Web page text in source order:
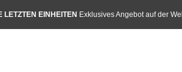
LETZTEN EINHEITEN Exklusives Angebot auf der